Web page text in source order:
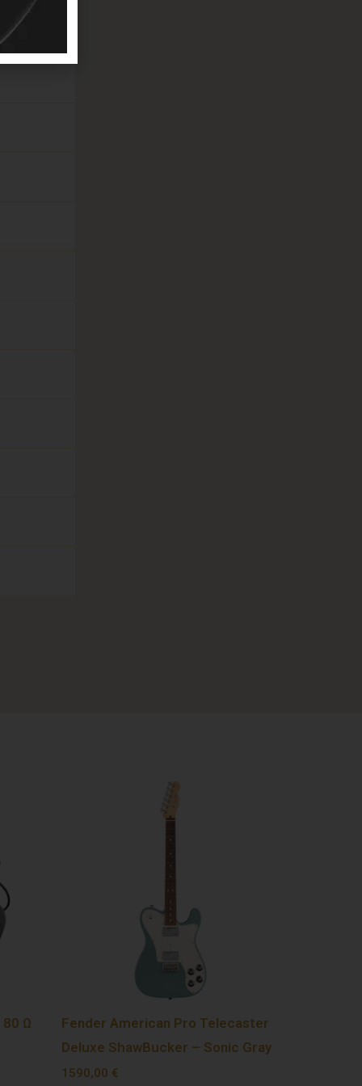
80 Ω
Fender American Pro Telecaster
Deluxe ShawBucker – Sonic Gray
1590,00 €